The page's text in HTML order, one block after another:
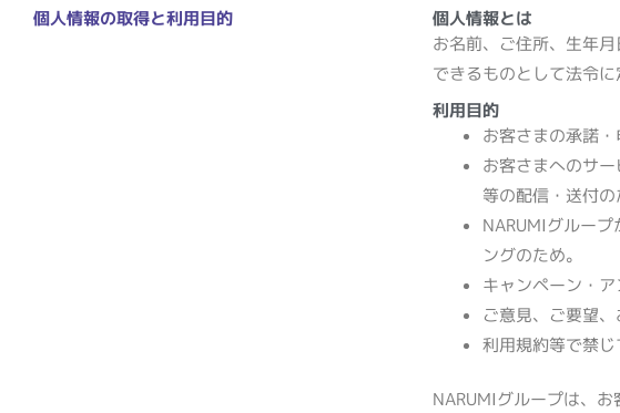
個人情報の取得と利用目的
個人情報とは
お名前、ご住所、生年
できるものとして法令に
利用目的
お客さまの承諾
お客さまへのサ
等の配信・送付の
NARUMIグループ
ングのため。
キャンペーン・
ご意見、ご要望
利用規約等で禁じ
NARUMIグループは、お